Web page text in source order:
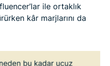
ile ortaklık
kâr marjlarını da